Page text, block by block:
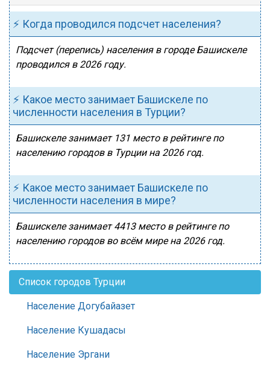
⚡ Когда проводился подсчет населения?
Подсчет (перепись) населения в городе Башискеле
проводился в 2026 году.
⚡ Какое место занимает Башискеле по
численности населения в Турции?
Башискеле занимает 131 место в рейтинге по
населению городов в Турции на 2026 год.
⚡ Какое место занимает Башискеле по
численности населения в мире?
Башискеле занимает 4413 место в рейтинге по
населению городов во всём мире на 2026 год.
Список городов Турции
Население Догубайазет
Население Кушадасы
Население Эргани